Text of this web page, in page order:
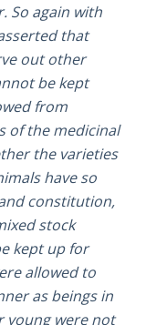
So again with
that
out other
be kept
from
of the medicinal
the varieties
have so
constitution,
stock
kept up for
allowed to
as beings in
young were not